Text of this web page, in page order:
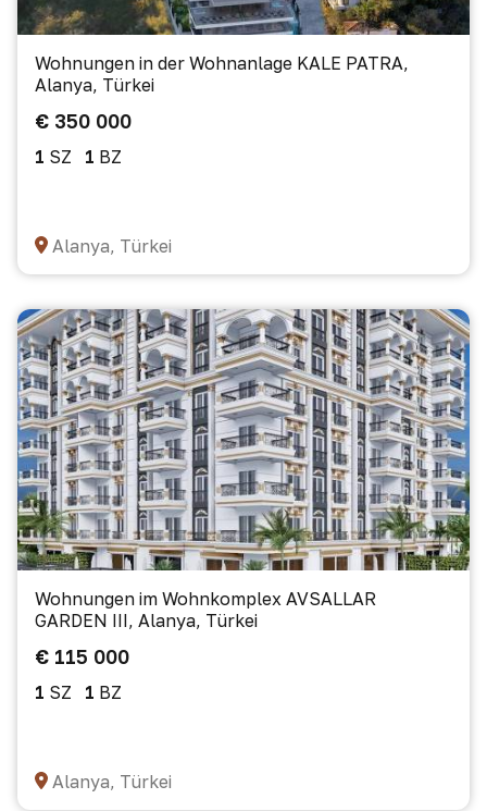
Wohnungen in der Wohnanlage KALE PATRA,
Alanya, Türkei
€ 350 000
1 SZ 1 BZ
Alanya, Türkei
Wohnungen im Wohnkomplex AVSALLAR
GARDEN III, Alanya, Türkei
€ 115 000
1 SZ 1 BZ
Alanya, Türkei